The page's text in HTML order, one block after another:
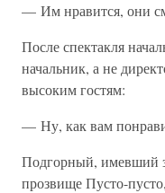
— Им нравится, они
После спектакля
начальник, а не
высоким гостям:
— Ну, как вам
Подгорный, имевший
прозвище Пусто-